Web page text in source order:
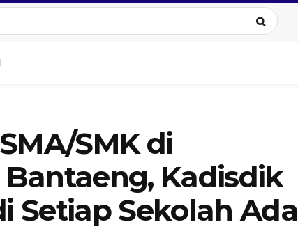
SMK di
Kadisdik
Setiap Sekolah Ada